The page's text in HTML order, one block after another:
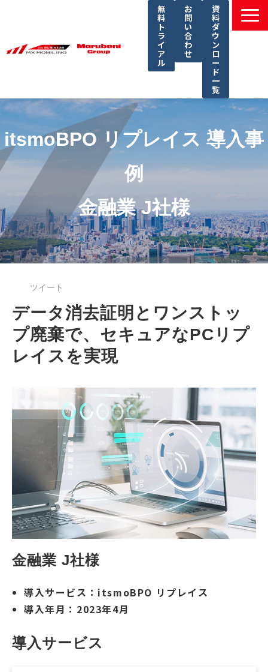
無
料
ト
ラ
イ
ア
ル
お
問
い
合
わ
せ
資
料
ダ
ウ
ン
ロ
ー
ド
一
覧
選ばれる理由
課題別ソリューション一覧
サービス一覧
導入事例
セミナー
コラム
よくあるご質問
itsmoBPO リプレイス 導入事
例
金融業 J社様
ツイート
データ消去証明とワンストッ
プ廃棄で、セキュアなPCリプ
レイスを実現
金融業 J社様
導入サービス：itsmoBPO リプレイス
導入年月：2023年4月
導入サービス